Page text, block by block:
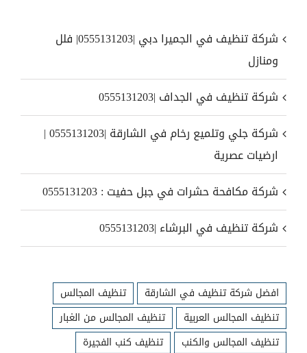
شركة تنظيف في الجميرا دبي |0555131203| فلل
ومنازل
شركة تنظيف في الجداف |0555131203
شركة جلي وتلميع رخام في الشارقة |0555131203 |
ارضيات عصرية
شركة مكافحة حشرات في جبل حفيت : 0555131203
شركة تنظيف في البرشاء |0555131203
افضل شركة تنظيف في الشارقة
تنظيف المجالس
تنظيف المجالس العربية
تنظيف المجالس من الغبار
تنظيف المجالس والكنب
تنظيف كنب الفجيرة